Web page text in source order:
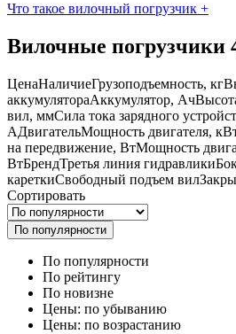
Что такое вилочный погрузчик +
Вилочные погрузчики
ЦенаНаличиеГрузоподъемность, кг
аккумулятораАккумулятор, Ач
вил, ммСила тока зарядного
АДвигательМощность двигателя,
на передвижение, ВтМощность
ВтБрендТретья линия гидравлики
кареткиСвободный подъем вил
Сортировать
По популярности
По популярности
По рейтингу
По новизне
Цены: по убыванию
Цены: по возрастанию